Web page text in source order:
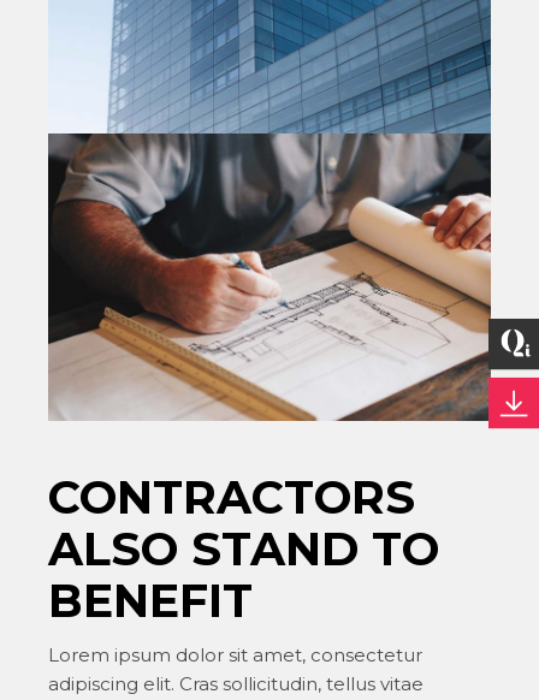
CONTRACTORS
ALSO STAND TO
BENEFIT
Lorem ipsum dolor sit amet, consectetur
adipiscing elit. Cras sollicitudin, tellus vitae